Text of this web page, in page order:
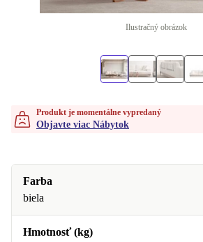
Ilustračný obrázok
Produkt je momentálne vypredaný
Objavte viac Nábytok
Farba
biela
Hmotnosť (kg)